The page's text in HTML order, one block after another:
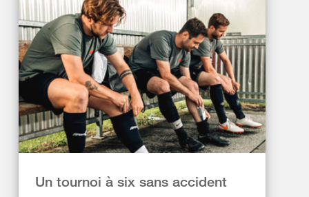
Un tournoi à six sans accident